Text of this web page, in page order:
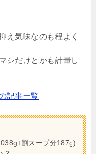
え気味なのも程よく
シだけとかも計量し
記事一覧
割スープ分187g)